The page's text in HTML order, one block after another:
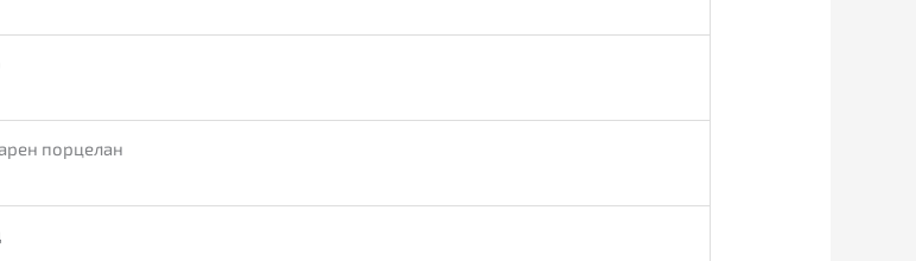
порцелан